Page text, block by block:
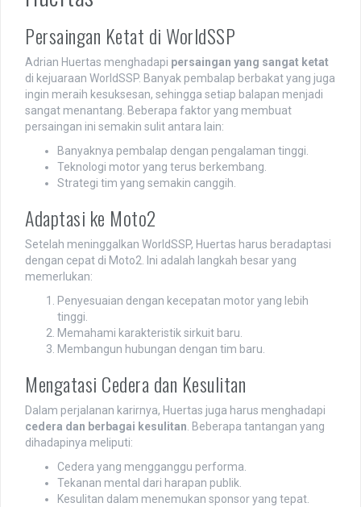
Persaingan Ketat di WorldSSP
Adrian Huertas menghadapi persaingan yang sangat ketat
di kejuaraan WorldSSP. Banyak pembalap berbakat yang juga
ingin meraih kesuksesan, sehingga setiap balapan menjadi
sangat menantang. Beberapa faktor yang membuat
persaingan ini semakin sulit antara lain:
Banyaknya pembalap dengan pengalaman tinggi.
Teknologi motor yang terus berkembang.
Strategi tim yang semakin canggih.
Adaptasi ke Moto2
Setelah meninggalkan WorldSSP, Huertas harus beradaptasi
dengan cepat di Moto2. Ini adalah langkah besar yang
memerlukan:
Penyesuaian dengan kecepatan motor yang lebih
tinggi.
Memahami karakteristik sirkuit baru.
Membangun hubungan dengan tim baru.
Mengatasi Cedera dan Kesulitan
Dalam perjalanan karirnya, Huertas juga harus menghadapi
cedera dan berbagai kesulitan . Beberapa tantangan yang
dihadapinya meliputi:
Cedera yang mengganggu performa.
Tekanan mental dari harapan publik.
Kesulitan dalam menemukan sponsor yang tepat.